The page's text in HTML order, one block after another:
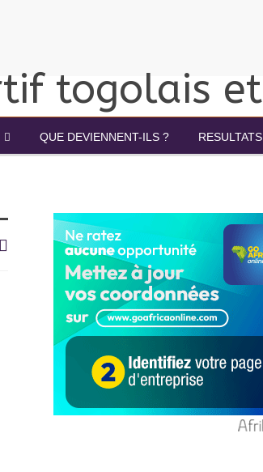
QUE DEVIENNENT-ILS ? RESULTATS